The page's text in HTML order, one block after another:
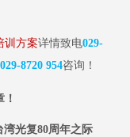
训方案详情致电029-
8720 954咨询！
光复80周年之际